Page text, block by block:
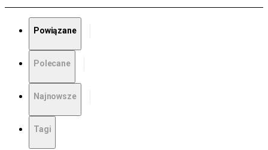
Powiązane
Polecane
Najnowsze
Tagi